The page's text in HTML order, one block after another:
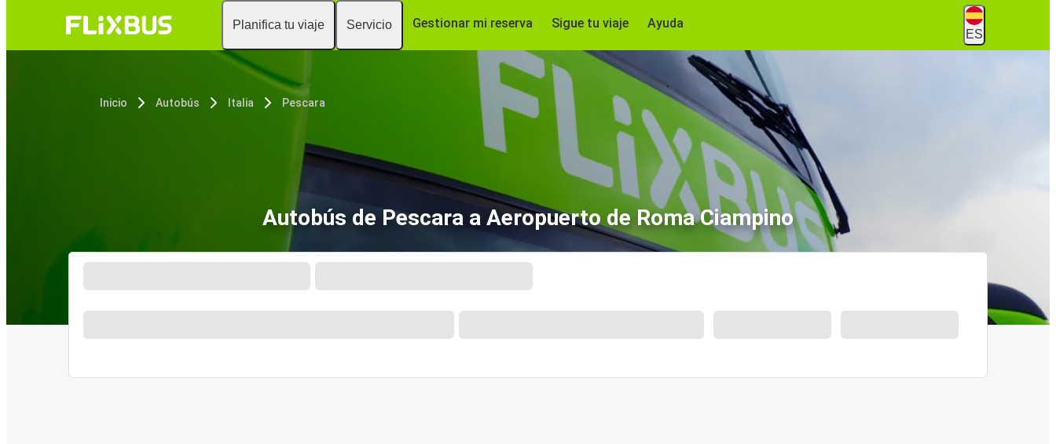
Planifica tu viaje Servicio Gestionar mi reserva Sigue tu viaje Ayuda
ES
Inicio Autobús Italia Pescara
Autobús de Pescara a Aeropuerto de Roma Ciampino